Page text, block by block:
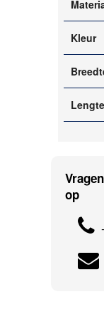
Kleur
Lengte
op